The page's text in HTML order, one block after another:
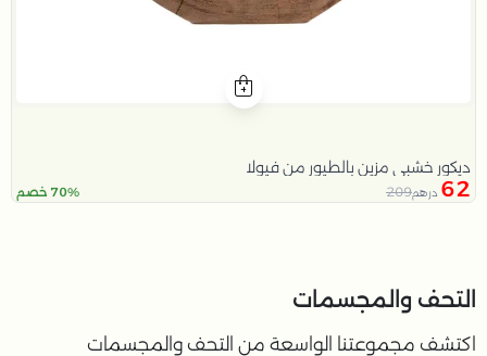
ديكور خشبي مزين بالطيور من فيولا
62 درهم209 70% خصم
التحف والمجسمات
اكتشف مجموعتنا الواسعة من التحف والمجسمات